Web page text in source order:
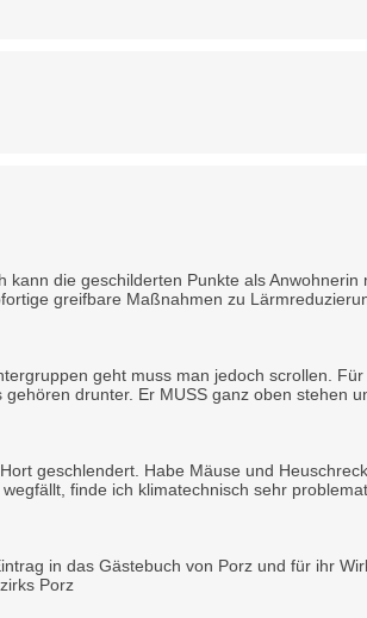
die geschilderten Punkte als
greifbare Maßnahmen zu
geht muss man jedoch scrollen.
drunter. Er MUSS ganz oben stehen
geschlendert. Habe Mäuse und
finde ich klimatechnisch sehr
in das Gästebuch von Porz und für ihr
Porz